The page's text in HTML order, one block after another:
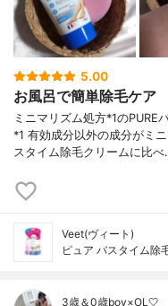
5.00
お風呂で簡単除毛ケア
ミニマリズム処方*1のPURE
*1 有効成分以外の成分がミ
スタイム除毛クリームに比
Veet(ヴィート)
ピュア バスタイム除
3歳＆0歳boy×OL🤍